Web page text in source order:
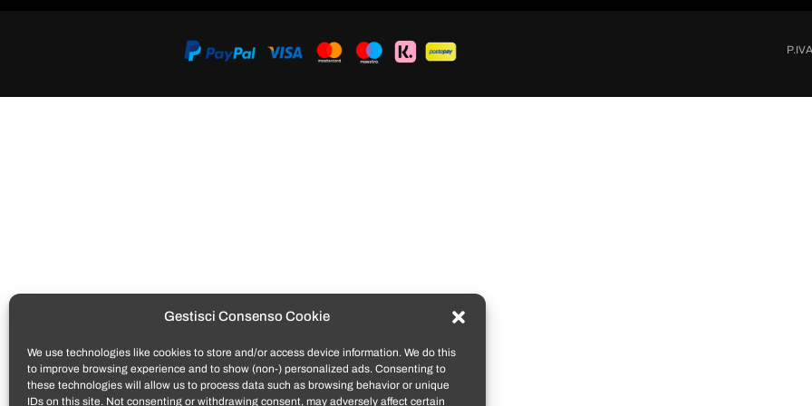
Gestisci Consenso Cookie
We use technologies like cookies to store and/or access device information. We do this
to improve browsing experience and to show (non-) personalized ads. Consenting to
these technologies will allow us to process data such as browsing behavior or unique
IDs on this site. Not consenting or withdrawing consent, may adversely affect certain